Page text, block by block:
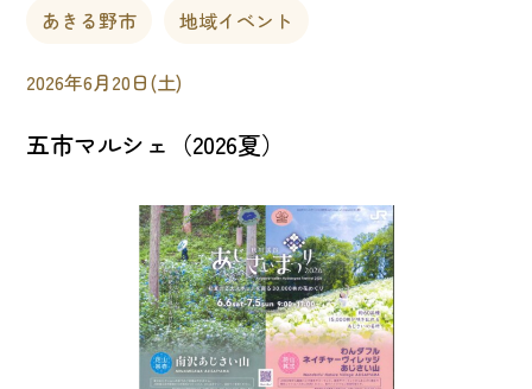
あきる野市 地域イベント
2026年6月20日(土)
五市マルシェ（2026夏）